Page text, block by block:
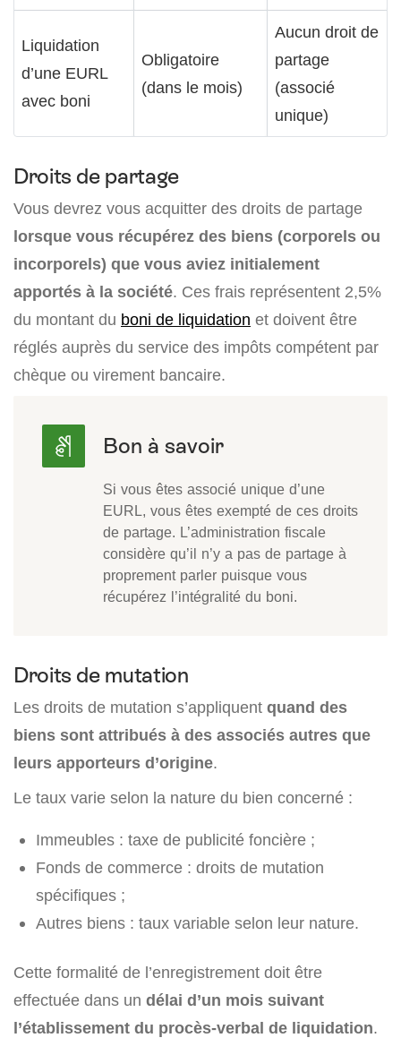
Liquidation
d’une EURL
avec boni
Obligatoire
(dans le mois)
Aucun droit de
partage
(associé
unique)
Droits de partage
Vous devrez vous acquitter des droits de partage
lorsque vous récupérez des biens (corporels ou
incorporels) que vous aviez initialement
apportés à la société. Ces frais représentent 2,5%
du montant du boni de liquidation et doivent être
réglés auprès du service des impôts compétent par
chèque ou virement bancaire.
Si vous êtes associé unique d’une
EURL, vous êtes exempté de ces droits
de partage. L’administration fiscale
considère qu’il n’y a pas de partage à
proprement parler puisque vous
récupérez l’intégralité du boni.
Droits de mutation
Les droits de mutation s’appliquent quand des
biens sont attribués à des associés autres que
leurs apporteurs d’origine.
Le taux varie selon la nature du bien concerné :
Immeubles : taxe de publicité foncière ;
Fonds de commerce : droits de mutation
spécifiques ;
Autres biens : taux variable selon leur nature.
Cette formalité de l’enregistrement doit être
effectuée dans un délai d’un mois suivant
l’établissement du procès-verbal de liquidation.